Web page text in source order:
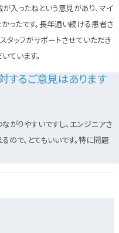
入ったねという意見があり、マイ
ったです。長年通い続ける患者さ
タッフがサポートさせていただき
ています。
するご意見はあります
がりやすいですし、エンジニアさ
ので、とてもいいです。特に問題